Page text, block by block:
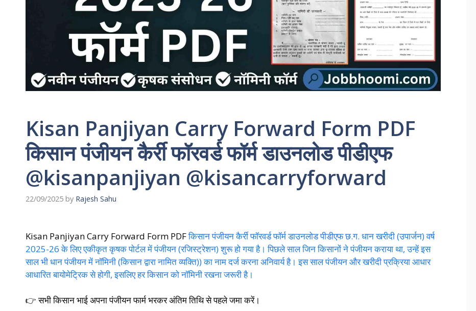
Kisan Panjiyan Carry Forward Form PDF
किसान पंजीयन कैर्री फॉरवर्ड फॉर्म डाउनलोड पीडीएफ
@kisanpanjiyan @kisancarryforward
22/09/2025 by Rajesh Sahu
Kisan Panjiyan Carry Forward Form PDFकिसान पंजीयन कैर्री फॉरवर्ड फॉर्म डाउनलोड पीडीएफ छ.ग. धान खरीदी (उपार्जन) वर्ष
2025-26 के लिए एकीकृत कृषक पोर्टल में पंजीयन (रजिस्ट्रेशन) शुरू हो गया है। पिछले साल जिन किसानों ने पंजीयन कराया था, उन्हें इस
साल भी धान पंजीयन में नॉमिनी (किसान द्वारा नामित व्यक्ति)) का नाम दर्ज करना अनिवार्य है। इस साल पंजीयन और खरीदी प्रक्रिया आधार
आधारित बायोमेट्रिक से होगी, इसलिए हर किसान को नॉमिनी रखना जरूरी है।
👉 सभी किसान भाई अपना पंजीयन फार्म भरकर अंतिम तिथि से पहले जमा करें।